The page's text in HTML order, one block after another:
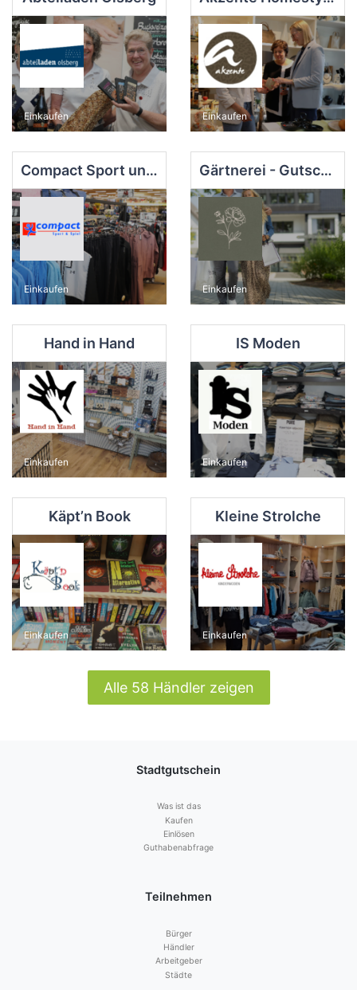
Einkaufen Einkaufen
Compact Sport und Spiel
Einkaufen
Gärtnerei - Gutscafé am Blütengarten
Einkaufen
Hand in Hand
Einkaufen
IS Moden
Einkaufen
Käpt’n Book
Einkaufen
Kleine Strolche
Einkaufen
Alle 58 Händler zeigen
Stadtgutschein
Was ist das
Kaufen
Einlösen
Guthabenabfrage
Teilnehmen
Bürger
Händler
Arbeitgeber
Städte